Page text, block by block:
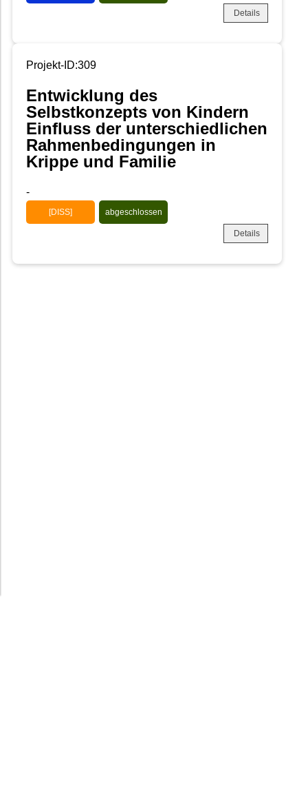
Details
Projekt-ID:309
Entwicklung des
Selbstkonzepts von Kindern
Einfluss der unterschiedlichen
Rahmenbedingungen in
Krippe und Familie
-
[DISS] abgeschlossen
Details